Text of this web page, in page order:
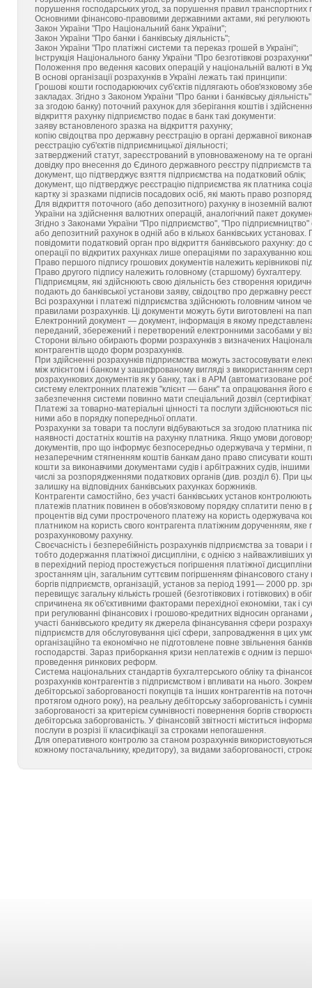
порушення господарських угод, за порушення правил
Основними фінансово-правовими державними актами, які регулюють
Закон України "Про Національний банк України";
Закон України "Про банки і банківську діяльність";
Закон України "Про платіжні системи та переказ грошей в Україні";
Інструкція Національного банку України "Про безготівкові
Положення про ведення касових операцій у національній валюті в
В основі організації розрахунків в Україні лежать такі принципи:
Грошові кошти господарюючих суб'єктів підлягають обов'язковому
закладах. Згідно з Законом України "Про банки і банківську
за згодою банку) поточний рахунок для зберігання коштів і
відкриття рахунку підприємство подає в банк такі документи:
заяву встановленого зразка на відкриття рахунку;
копію свідоцтва про державну реєстрацію в органі державної
реєстрацію суб'єктів підприємницької діяльності;
затверджений статут, зареєстрований в уповноваженому на те
довідку про внесення до Єдиного державного реєстру підприємств та
документ, що підтверджує взяття підприємства на податковий облік;
документ, що підтверджує реєстрацію підприємства як платника
картку зі зразками підписів посадових осіб, які мають право
Для відкриття поточного (або депозитного) рахунку в іноземній
України на здійснення валютних операцій, аналогічний пакет
Згідно з Законами України "Про підприємство", "Про
або депозитний рахунок в одній або в кількох банківських
повідомити податковий орган про відкриття банківського рахунку:
операції по відкритих рахунках лише операціями по зарахуванню
Право першого підпису грошових документів належить керівникові
Право другого підпису належить головному (старшому) бухгалтеру.
Підприємцям, які здійснюють свою діяльність без створення
подають до банківської установи заяву, свідоцтво про державну
Всі розрахунки і платежі підприємства здійснюють головним чином
правилами розрахунків. Ці документи можуть бути виготовлені на
Електронний документ — документ, інформація в якому
переданий, збережений і перетворений електронними засобами у
Сторони вільно обирають форми розрахунків з визначених
контрагентів щодо форм розрахунків.
При здійсненні розрахунків підприємства можуть застосовувати
між клієнтом і банком у зашифрованому вигляді з використанням
розрахункових документів як у банку, так і в АРМ (автоматизоване
систему електронних платежів "клієнт — банк" та опрацювання його
забезпечення системи повинно мати спеціальний дозвіл
Платежі за товарно-матеріальні цінності та послуги здійснюються
ними або в порядку попередньої оплати.
Розрахунки за товари та послуги відбуваються за згодою платника
наявності достатніх коштів на рахунку платника. Якщо умови
документів, про що інформує безпосередньо одержувача у терміни,
незаперечним стягненням коштів банкам дано право списувати
кошти за виконавчими документами судів і арбітражних судів,
числі за розпорядженнями податкових органів (див. розділ 6). При
залишку на відповідних банківських рахунках боржників.
Контрагенти самостійно, без участі банківських установ
платежів платник повинен в обов'язковому порядку сплатити пеню в
процентів від суми простроченого платежу на користь одержувача
платником на користь свого контрагента платіжним дорученням,
розрахунковому рахунку.
Своєчасність і безперебійність розрахунків підприємства за
тобто додержання платіжної дисципліни, є однією з найважливіших
в перехідний період простежується погіршення платіжної
зростанням цін, загальним суттєвим погіршенням фінансового
боргів підприємств, організацій, установ за період 1991— 2000 pp.
перевищує загальну кількість грошей (безготівкових і готівкових) в
спричинена як об'єктивними факторами перехідної економіки, так
при регулюванні фінансових і грошово-кредитних відносин
участі банківського кредиту як джерела фінансування сфери
підприємств для обслуговування цієї сфери, запровадження в цих
організаційно та економічно не підготовлене повне звільнення
господарстві. Зараз приборкання кризи неплатежів є одним із
проведення ринкових реформ.
Система національних стандартів бухгалтерського обліку та
розрахунків контрагентів з підприємством і впливати на нього.
дебіторської заборгованості покупців та інших контрагентів на
протягом одного року), на реальну дебіторську заборгованість і
заборгованості за критерієм сумнівності повернення боргів
дебіторська заборгованість. У фінансовій звітності міститься
послуги в розрізі її класифікації за строками непогашення.
Для оперативного контролю за станом розрахунків
кожному постачальнику, кредитору), за видами заборгованості,